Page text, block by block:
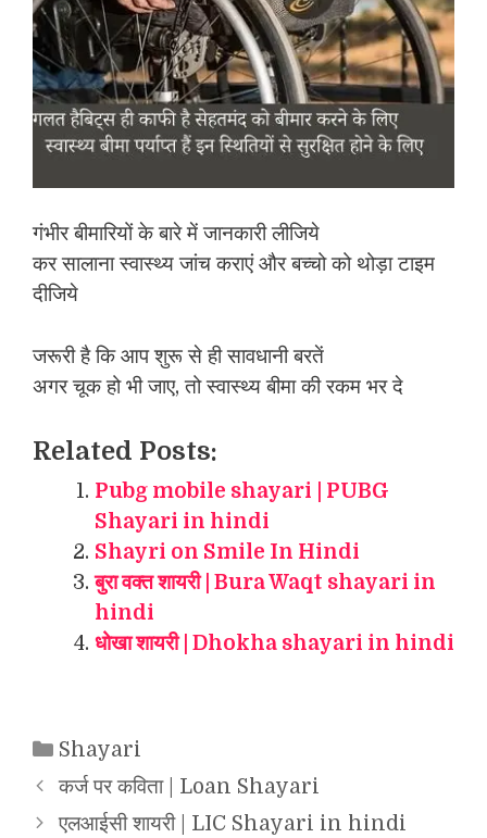
गंभीर बीमारियों के बारे में जानकारी लीजिये
कर सालाना स्वास्थ्य जांच कराएं और बच्चो को थोड़ा टाइम
दीजिये
जरूरी है कि आप शुरू से ही सावधानी बरतें
अगर चूक हो भी जाए, तो स्वास्थ्य बीमा की रकम भर दे
Related Posts:
Pubg mobile shayari | PUBG
Shayari in hindi
Shayri on Smile In Hindi
बुरा वक्त शायरी | Bura Waqt shayari in
hindi
धोखा शायरी | Dhokha shayari in hindi
Categories
Shayari
कर्ज पर कविता | Loan Shayari
एलआईसी शायरी | LIC Shayari in hindi